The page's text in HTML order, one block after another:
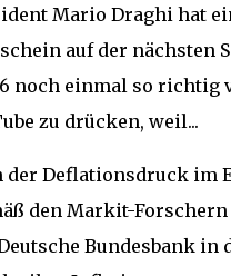
Mario Draghi hat
auf der nächsten
noch einmal so richtig
zu drücken, weil...
der Deflationsdruck im
den Markit-
Bundesbank in